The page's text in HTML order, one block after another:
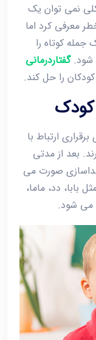
نمی توان یک
معرفی کرد اما
یک جمله کوتاه را
شود.گفتاردرمانی
را حل کند.
ارتباط با
بعد از مدتی
صداسازی صورت می
بابا، دد، ماما،
می شود.